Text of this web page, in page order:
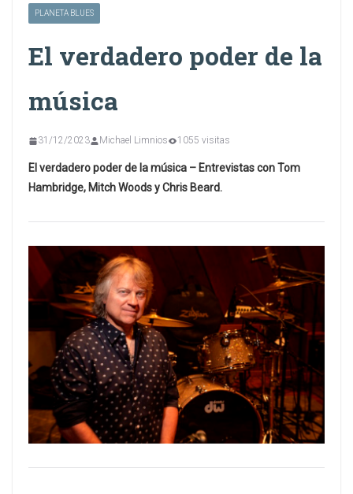
PLANETA BLUES
El verdadero poder de la
música
31/12/2023 Michael Limnios 1055 visitas
El verdadero poder de la música – Entrevistas con Tom
Hambridge, Mitch Woods y Chris Beard.